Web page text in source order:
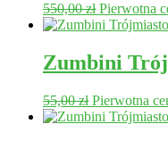
550,00zł Pierwotna
Zumbini
55,00zł Pierwotna